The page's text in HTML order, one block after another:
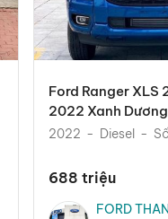
Ford Ranger XLS
2022 Xanh
Mãi Phụ Kiện
2022 Diesel
688 triệu
FORD